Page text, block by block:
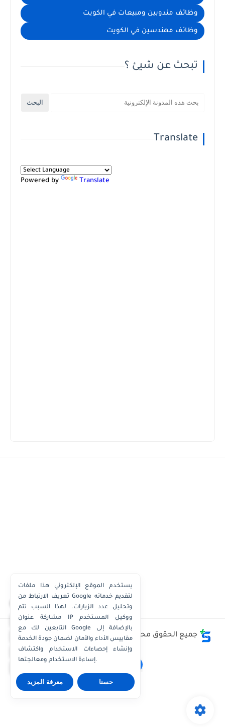
واتساب الكويت
واتساب قطر
واتساب عُمان
وظائف مندوبين ومبيعات في الكويت
وظائف مهندسين في الكويت
تبحث عن شيئ ؟
Translate
Powered by Translate
جميع الحقوق محفوظة ©
وظائف الكويت توداي - Kuwait
Jobs Today
يستخدم الموقع الإلكتروني هذا ملفات
تعريف الارتباط من Google لتقديم خدماته
وتحليل عدد الزيارات. لهذا السبب تتم
مشاركة عنوان IP ووكيل المستخدم
التابعين لك مع Google بالإضافة إلى
مقاييس الأداء والأمان لضمان جودة الخدمة
وإنشاء إحصاءات الاستخدام واكتشاف
إساءة الاستخدام ومعالجتها.
معرفة المزيد حسنا